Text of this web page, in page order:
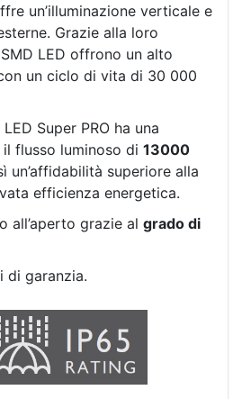
un’illuminazione verticale e
Grazie alla loro
LED offrono un alto
un ciclo di vita di 30 000
Super PRO ha una
il flusso luminoso di 13000
un’affidabilità superiore alla
efficienza energetica.
all’aperto grazie al grado di
di garanzia.